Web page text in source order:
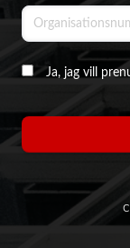
Ja, jag vill